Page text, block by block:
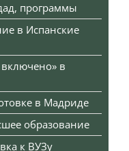
программы
в Испанские
в
в Мадриде
образование
к ВУЗу